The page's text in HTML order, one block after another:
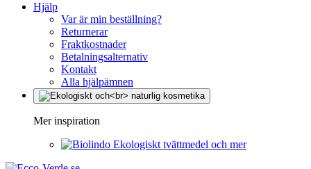
Hjälp
Var är min beställning?
Returnerar
Fraktkostnader
Betalningsalternativ
Kontakt
Alla hjälpämnen
Mer inspiration
Ekologiskt tvättmedel och mer